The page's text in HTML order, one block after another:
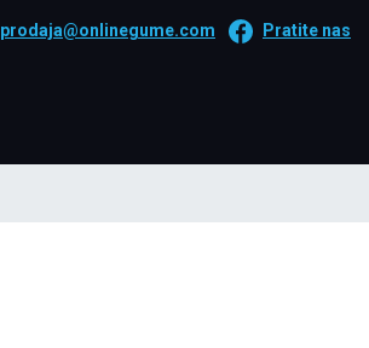
prodaja@onlinegume.com Pratite nas